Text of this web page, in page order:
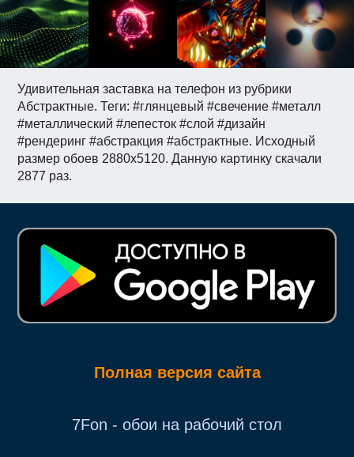
Удивительная заставка на телефон из рубрики
Абстрактные. Теги: #глянцевый #свечение #металл
#металлический #лепесток #слой #дизайн
#рендеринг #абстракция #абстрактные. Исходный
размер обоев 2880x5120. Данную картинку скачали
2877 раз.
Полная версия сайта
7Fon - обои на рабочий стол